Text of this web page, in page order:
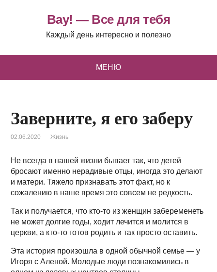
Вау! — Все для тебя
Каждый день интересно и полезно
МЕНЮ
Заверните, я его заберу
02.06.2020 Жизнь
Не всегда в нашей жизни бывает так, что детей
бросают именно нерадивые отцы, иногда это делают
и матери. Тяжело признавать этот факт, но к
сожалению в наше время это совсем не редкость.
Так и получается, что кто-то из женщин забеременеть
не может долгие годы, ходит лечится и молится в
церкви, а кто-то готов родить и так просто оставить.
Эта история произошла в одной обычной семье — у
Игоря с Аленой. Молодые люди познакомились в